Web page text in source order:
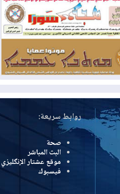
تقرير: الولايات المتحدة تسحب
الدفاعية من أربيل
النفط: اتفاقية ثلاثية لاستئناف
التصدير عبر جيهان بطاقة 750 ألف برميل
روابط سريعة:
صحة
البث المباشر
موقع عشتار الإنگليزي
فيسبوك